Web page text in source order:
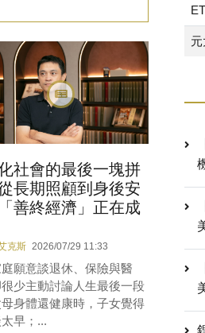
社會的最後一塊拼
長期照顧到身後安
善終經濟」正在成
克斯 2026/07/29 11:33
願意談退休、保險與醫
少主動討論人生最後一段
身體還健康時，子女覺得
早；...